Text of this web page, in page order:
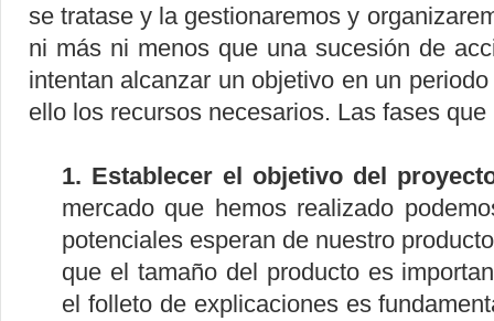
se tratase y la gestionaremos y
ni más ni menos que una sucesión de
intentan alcanzar un objetivo en un
ello los recursos necesarios. Las fases
1. Establecer el objetivo del
mercado que hemos realizado
potenciales esperan de nuestro
que el tamaño del producto es
el folleto de explicaciones es